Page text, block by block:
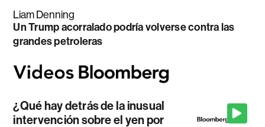
Liam Denning
Un Trump acorralado podría volverse contra las
grandes petroleras
¿Qué hay detrás de la inusual
intervención sobre el yen por